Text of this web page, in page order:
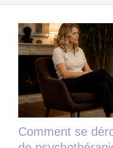
Comment se